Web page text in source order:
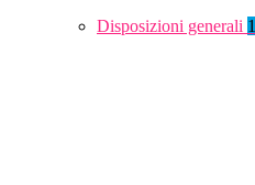
Disposizioni generali